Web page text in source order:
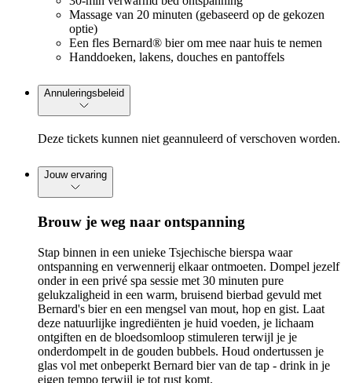
Massage van 20 minuten (gebaseerd op de gekozen
optie)
Een fles Bernard® bier om mee naar huis te nemen
Handdoeken, lakens, douches en pantoffels
Annuleringsbeleid
Deze tickets kunnen niet geannuleerd of verschoven worden.
Jouw ervaring
Brouw je weg naar ontspanning
Stap binnen in een unieke Tsjechische bierspa waar
ontspanning en verwennerij elkaar ontmoeten. Dompel jezelf
onder in een privé spa sessie met 30 minuten pure
gelukzaligheid in een warm, bruisend bierbad gevuld met
Bernard's bier en een mengsel van mout, hop en gist. Laat
deze natuurlijke ingrediënten je huid voeden, je lichaam
ontgiften en de bloedsomloop stimuleren terwijl je je
onderdompelt in de gouden bubbels. Houd ondertussen je
glas vol met onbeperkt Bernard bier van de tap - drink in je
eigen tempo terwijl je tot rust komt.